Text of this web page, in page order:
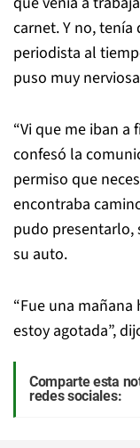
carnet. Y no,
periodista al
puso muy
“Vi que me iban a
confesó la
permiso que
encontraba
pudo presentarlo,
su auto.
“Fue una mañana
estoy agotada”,
Comparte esta
redes sociales: